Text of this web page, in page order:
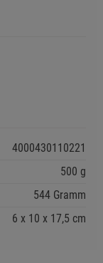
4000430110221
500 g
544 Gramm
6 10 17,5 cm